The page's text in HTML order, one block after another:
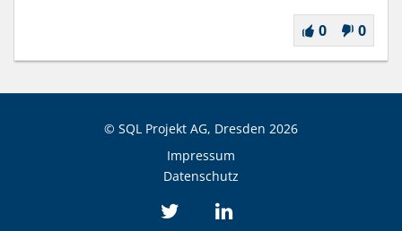
0 0
© SQL Projekt AG, Dresden 2026
Impressum
Datenschutz